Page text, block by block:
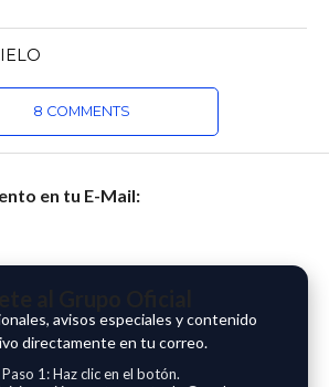
8 COMMENTS
en tu E-Mail:
avisos especiales y contenido
directamente en tu correo.
Paso 1: Haz clic en el botón.